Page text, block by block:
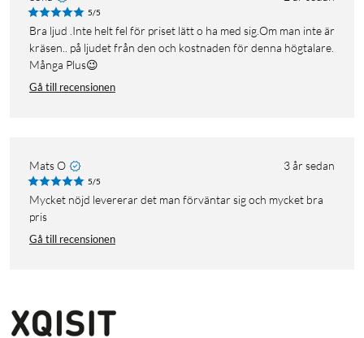
5/5
Bra ljud .Inte helt fel för priset lätt o ha med sig.Om man inte är
kräsen.. på ljudet från den och kostnaden för denna högtalare.
Många Plus😉
Gå till recensionen
Mats O 3 år sedan
5/5
Mycket nöjd levererar det man förväntar sig och mycket bra
pris
Gå till recensionen